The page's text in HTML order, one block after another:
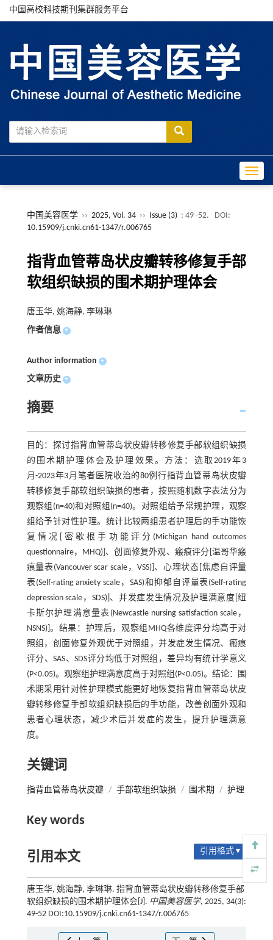
中国高校科技期刊集群服务平台
中国美容医学 ›› 2025, Vol. 34 ›› Issue (3) : 49 -52.
DOI:
10.15909/j.cnki.cn61-1347/r.006765
指背血管蒂岛状皮瓣转移修复手部
软组织缺损的围术期护理体会
唐玉华, 姚海静, 李琳琳
作者信息 +
Author information +
文章历史 +
摘要
目的：探讨指背血管蒂岛状皮瓣转移修复手部软组织缺损
的围术期护理体会及护理效果。方法：选取2019年3
月-2023年3月笔者医院收治的80例行指背血管蒂岛状皮瓣
转移修复手部软组织缺损的患者，按照随机数字表法分为
观察组(n=40)和对照组(n=40)。对照组给予常规护理，观察
组给予针对性护理。统计比较两组患者护理后的手功能恢
复情况[密歇根手功能评分(Michigan hand outcomes
questionnaire，MHQ)]、创面修复外观、瘢痕评分[温哥华瘢
痕量表(Vancouver scar scale，VSS)]、心理状态[焦虑自评量
表(Self-rating anxiety scale，SAS)和抑郁自评量表(Self-rating
depression scale，SDS)]、并发症发生情况及护理满意度[纽
卡斯尔护理满意量表(Newcastle nursing satisfaction scale，
NSNS)]。结果：护理后，观察组MHQ各维度评分均高于对
照组，创面修复外观优于对照组，并发症发生情况、瘢痕
评分、SAS、SDS评分均低于对照组，差异均有统计学意义
(P<0.05)。观察组护理满意度高于对照组(P<0.05)。结论：围
术期采用针对性护理模式能更好地恢复指背血管蒂岛状皮
瓣转移修复手部软组织缺损后的手功能，改善创面外观和
患者心理状态，减少术后并发症的发生，提升护理满意
度。
关键词
指背血管蒂岛状皮瓣 / 手部软组织缺损 / 围术期 / 护理
Key words
引用本文 引用格式 ▾
唐玉华, 姚海静, 李琳琳. 指背血管蒂岛状皮瓣转移修复手部
软组织缺损的围术期护理体会[J]. 中国美容医学, 2025, 34(3):
49-52 DOI:10.15909/j.cnki.cn61-1347/r.006765